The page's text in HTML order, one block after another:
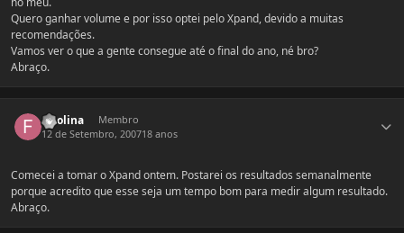
Quero ganhar volume e por isso optei pelo Xpand, devido a muitas
recomendações.
Vamos ver o que a gente consegue até o final do ano, né bro?
Abraço.
fmolina
Membro
12 de Setembro, 200718 anos
Comecei a tomar o Xpand ontem. Postarei os resultados semanalmente
porque acredito que esse seja um tempo bom para medir algum resultado.
Abraço.